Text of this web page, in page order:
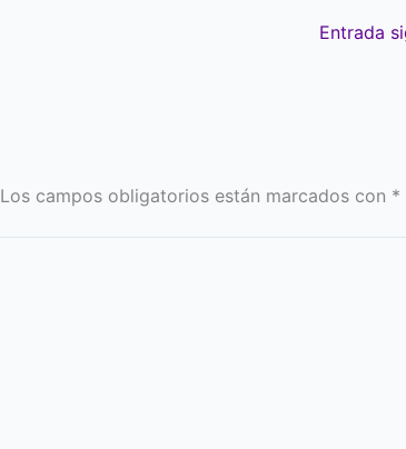
Entrada
Los campos obligatorios están marcados con *